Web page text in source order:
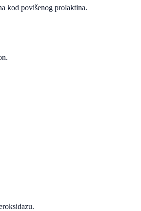
kod povišenog prolaktina.